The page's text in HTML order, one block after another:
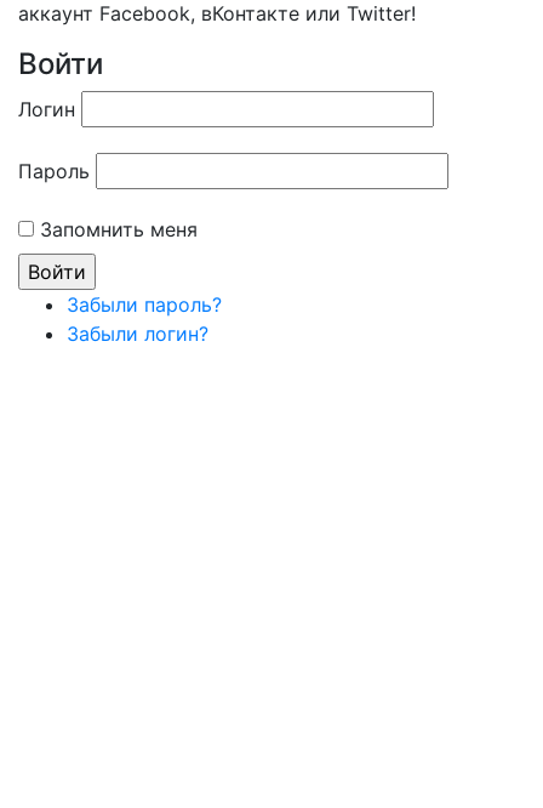
аккаунт Facebook, вКонтакте или Twitter!
Войти
Логин
Пароль
Запомнить меня
Забыли пароль?
Забыли логин?